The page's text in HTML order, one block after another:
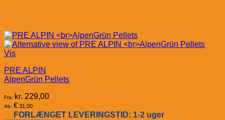
Vis
PRE ALPIN
AlpenGrün Pellets
Fra: kr. 229,00
Ab: € 31,00
FORLÆNGET LEVERINGSTID: 1-2 uger